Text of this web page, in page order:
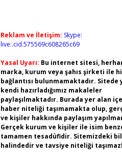
Reklam ve İletişim: Skype:
live:.cid.575569c608265c69
Yasal Uyarı: Bu internet sitesi,
marka, kurum veya şahıs şirketi ile
bağlantısı bulunmamaktadır. Sitede
kendi hazırladığımız makaleler
paylaşılmaktadır. Burada yer alan
haber niteliği taşımamakta olup,
ve kişiler hakkında paylaşım
Gerçek kurum ve kişiler ile isim
tamamen tesadüfidir. Sitemizdeki
halindedir ve tavsiye niteliği